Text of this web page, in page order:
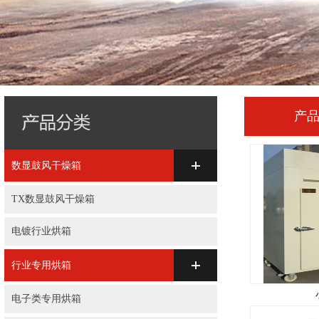
数显鼓风干燥箱
TX数显鼓风干燥箱
电镀行业烘箱
行业专用烘箱
电子类专用烘箱
产